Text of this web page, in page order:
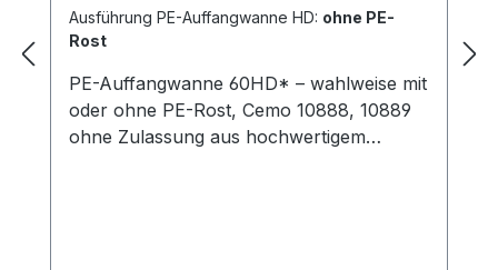
Ausführung PE-Auffangwanne HD: ohne PE-
Rost
PE-Auffangwanne 60HD* – wahlweise mit
oder ohne PE-Rost, Cemo 10888, 10889
ohne Zulassung aus hochwertigem